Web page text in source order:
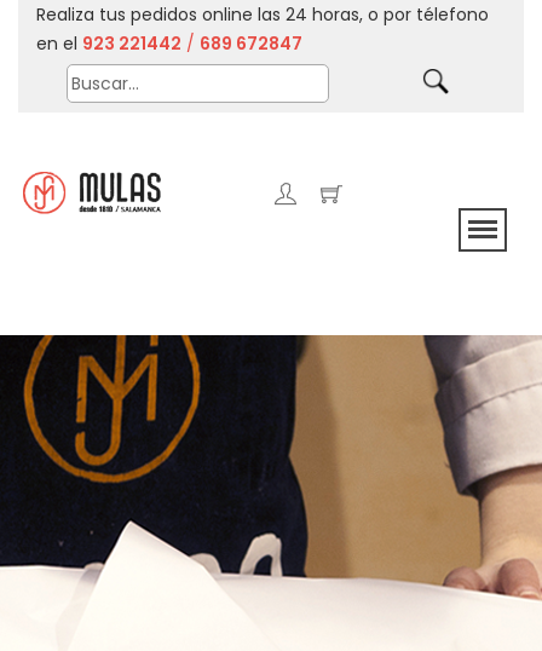
Realiza tus pedidos online las 24 horas, o por télefono
en el 923 221442 / 689 672847